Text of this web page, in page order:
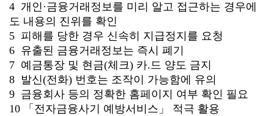
4 개인·금융거래정보를 미리 알고 접근하는 경우에
도 내용의 진위를 확인
5 피해를 당한 경우 신속히 지급정지를 요청
6 유출된 금융거래정보는 즉시 폐기
7 예금통장 및 현금(체크) 카.드 양도 금지
8 발신(전화) 번호는 조작이 가능함에 유의
9 금융회사 등의 정확한 홈페이지 여부 확인 필요
10 「전자금융사기 예방서비스」 적극 활용